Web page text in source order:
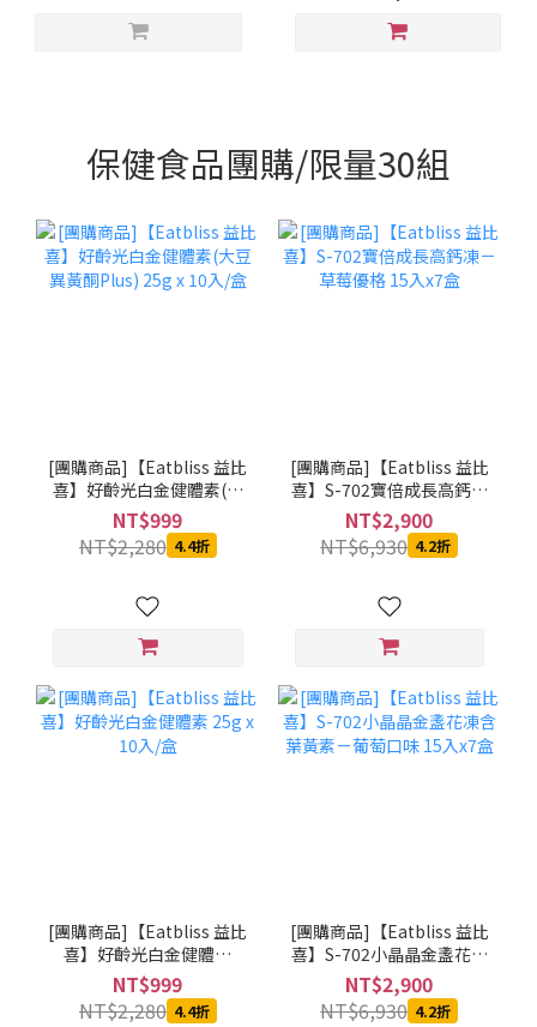
保健食品團購/限量30組
[團購商品]【Eatbliss 益比
喜】好齡光白金健體素(大
豆異黃酮Plus) 25g x 10入/
盒
NT$999
NT$2,280 4.4折
[團購商品]【Eatbliss 益比
喜】S-702寶倍成長高鈣凍
－草莓優格 15入x7盒
NT$2,900
NT$6,930 4.2折
[團購商品]【Eatbliss 益比
喜】好齡光白金健體素
25g x 10入/盒
NT$999
NT$2,280 4.4折
[團購商品]【Eatbliss 益比
喜】S-702小晶晶金盞花凍
含葉黃素－葡萄口味 15入
x7盒
NT$2,900
NT$6,930 4.2折